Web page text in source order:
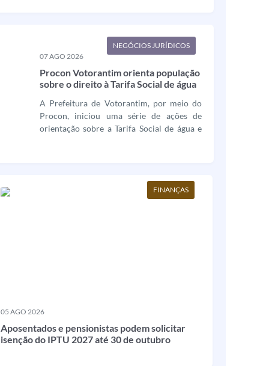
segurança viária,...
NEGÓCIOS JURÍDICOS
07 AGO 2026
Procon Votorantim orienta população
sobre o direito à Tarifa Social de água
A Prefeitura de Votorantim, por meio do
Procon, iniciou uma série de ações de
orientação sobre a Tarifa Social de água e
serviços essenciais para famílias em
FINANÇAS
05 AGO 2026
Aposentados e pensionistas podem solicitar
isenção do IPTU 2027 até 30 de outubro